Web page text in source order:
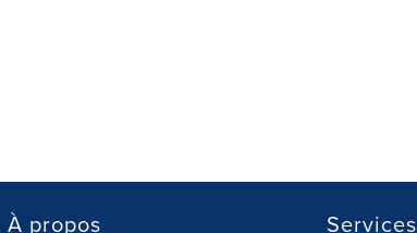
À propos Services